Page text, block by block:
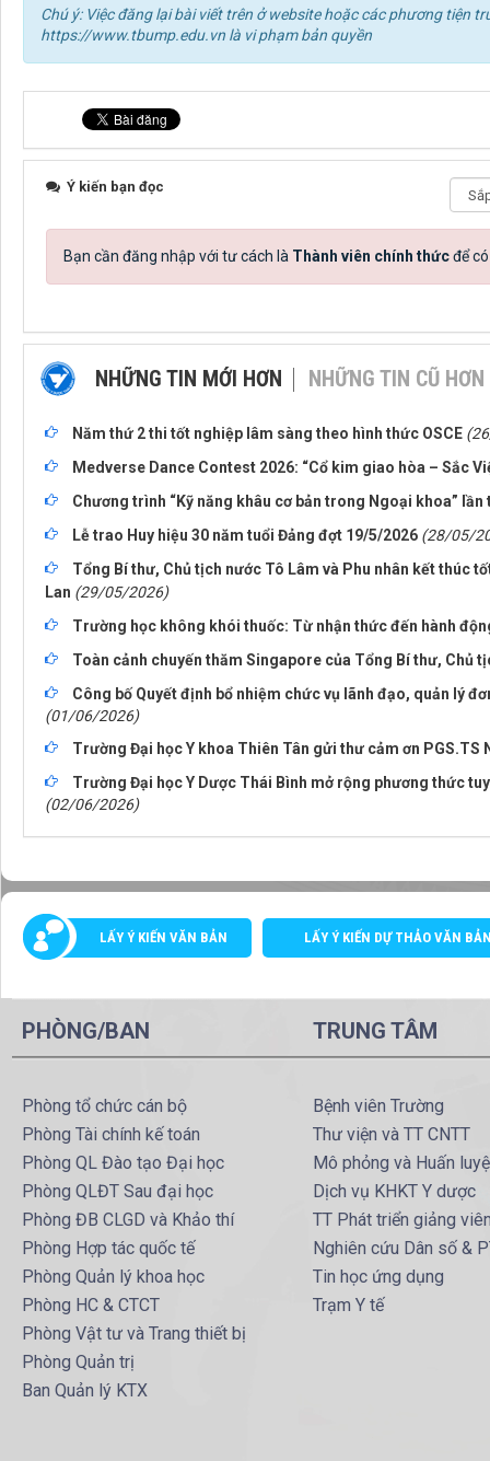
Chú ý: Việc đăng lại bài viết trên ở website hoặc các phương tiện
https://www.tbump.edu.vn là vi phạm bản quyền
Ý kiến bạn đọc
Bạn cần đăng nhập với tư cách là Thành viên chính thứcđể
NHỮNG TIN MỚI HƠN NHỮNG TIN CŨ HƠN
Năm thứ 2 thi tốt nghiệp lâm sàng theo hình thức OSCE
Medverse Dance Contest 2026: “Cổ kim giao hòa – Sắc
Chương trình “Kỹ năng khâu cơ bản trong Ngoại khoa” lần
Lễ trao Huy hiệu 30 năm tuổi Đảng đợt 19/5/2026 (28/05/
Tổng Bí thư, Chủ tịch nước Tô Lâm và Phu nhân kết thúc
Lan (29/05/2026)
Trường học không khói thuốc: Từ nhận thức đến hành
Toàn cảnh chuyến thăm Singapore của Tổng Bí thư, Chủ
Công bố Quyết định bổ nhiệm chức vụ lãnh đạo, quản lý
(01/06/2026)
Trường Đại học Y khoa Thiên Tân gửi thư cảm ơn PGS.TS
Trường Đại học Y Dược Thái Bình mở rộng phương thức
(02/06/2026)
LẤY Ý KIẾN VĂN BẢN LẤY Ý KIẾN DỰ THẢO VĂN
PHÒNG/BAN
Phòng tổ chức cán bộ
Phòng Tài chính kế toán
Phòng QL Đào tạo Đại học
Phòng QLĐT Sau đại học
Phòng ĐB CLGD và Khảo thí
Phòng Hợp tác quốc tế
Phòng Quản lý khoa học
Phòng HC & CTCT
Phòng Vật tư và Trang thiết bị
Phòng Quản trị
Ban Quản lý KTX
TRUNG TÂM
Bệnh viên Trường
Thư viện và TT CNTT
Mô phỏng và Huấn
Dịch vụ KHKT Y dược
TT Phát triển giảng
Nghiên cứu Dân số &
Tin học ứng dụng
Trạm Y tế